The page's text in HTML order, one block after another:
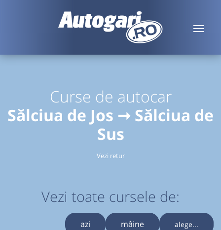
Curse de autocar
Sălciua de Jos ➞ Sălciua de
Sus
Vezi retur
Vezi toate cursele de:
azi mâine alege...